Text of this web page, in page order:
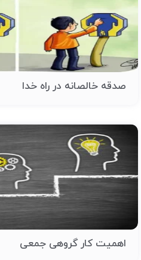
صدقه خالصانه در راه خدا
اهمیت کار گروهی جمعی